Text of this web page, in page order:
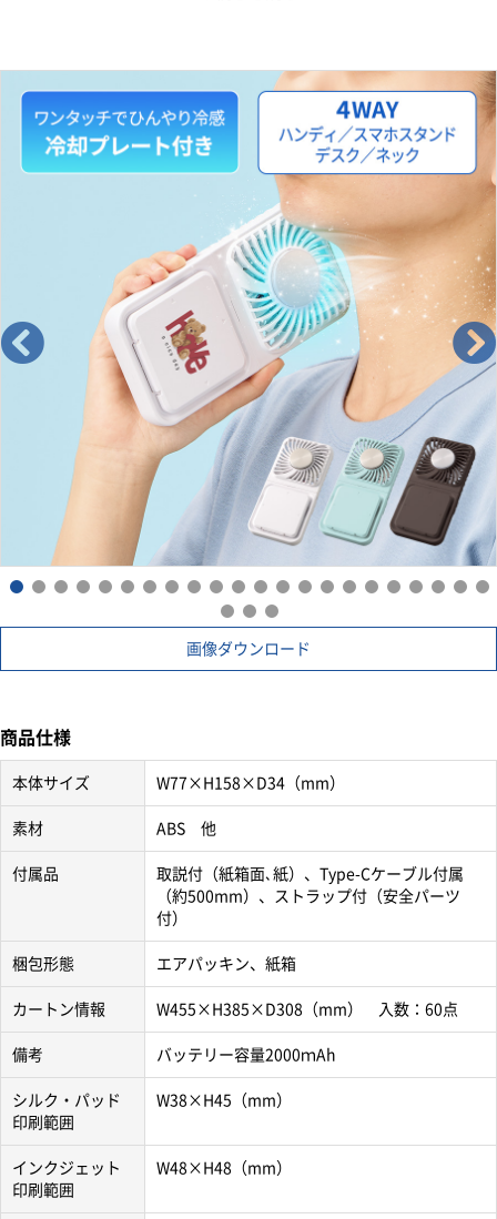
キャラクターなどのエンタメ物販にもご提案いただけます。
画像ダウンロード
商品仕様
本体サイズ W77×H158×D34（mm）
素材 ABS 他
付属品
取説付（紙箱面､紙）、Type-Cケーブル付属
（約500mm）、ストラップ付（安全パーツ
付）
梱包形態 エアパッキン、紙箱
カートン情報 W455×H385×D308（mm） 入数：60点
備考 バッテリー容量2000ｍAh
シルク・パッド
印刷範囲
W38×H45（mm）
インクジェット
印刷範囲
W48×H48（mm）